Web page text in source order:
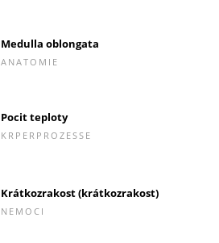
Medulla oblongata
ANATOMIE
Pocit teploty
KRPERPROZESSE
Krátkozrakost (krátkozrakost)
NEMOCI